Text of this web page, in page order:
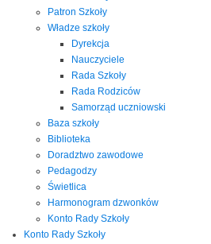
Patron Szkoły
Władze szkoły
Dyrekcja
Nauczyciele
Rada Szkoły
Rada Rodziców
Samorząd uczniowski
Baza szkoły
Biblioteka
Doradztwo zawodowe
Pedagodzy
Świetlica
Harmonogram dzwonków
Konto Rady Szkoły
Konto Rady Szkoły